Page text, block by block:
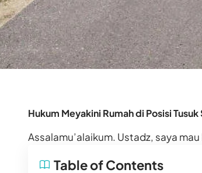
Hukum Meyakini Rumah di Posisi Tusuk
Assalamu’alaikum. Ustadz, saya
Table of Contents